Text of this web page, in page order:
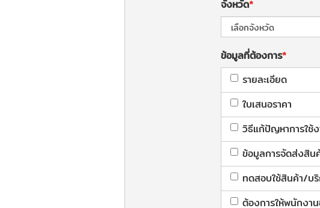
จังหวัด
ข้อมูลที่ต้องการ
รายละเอียด
ใบเสนอราคา
วิธีแก้ปัญหาการใช้
ข้อมูลการจัดส่งสิน
ทดสอบใช้สินค้า/บ
ต้องการให้พนักงา